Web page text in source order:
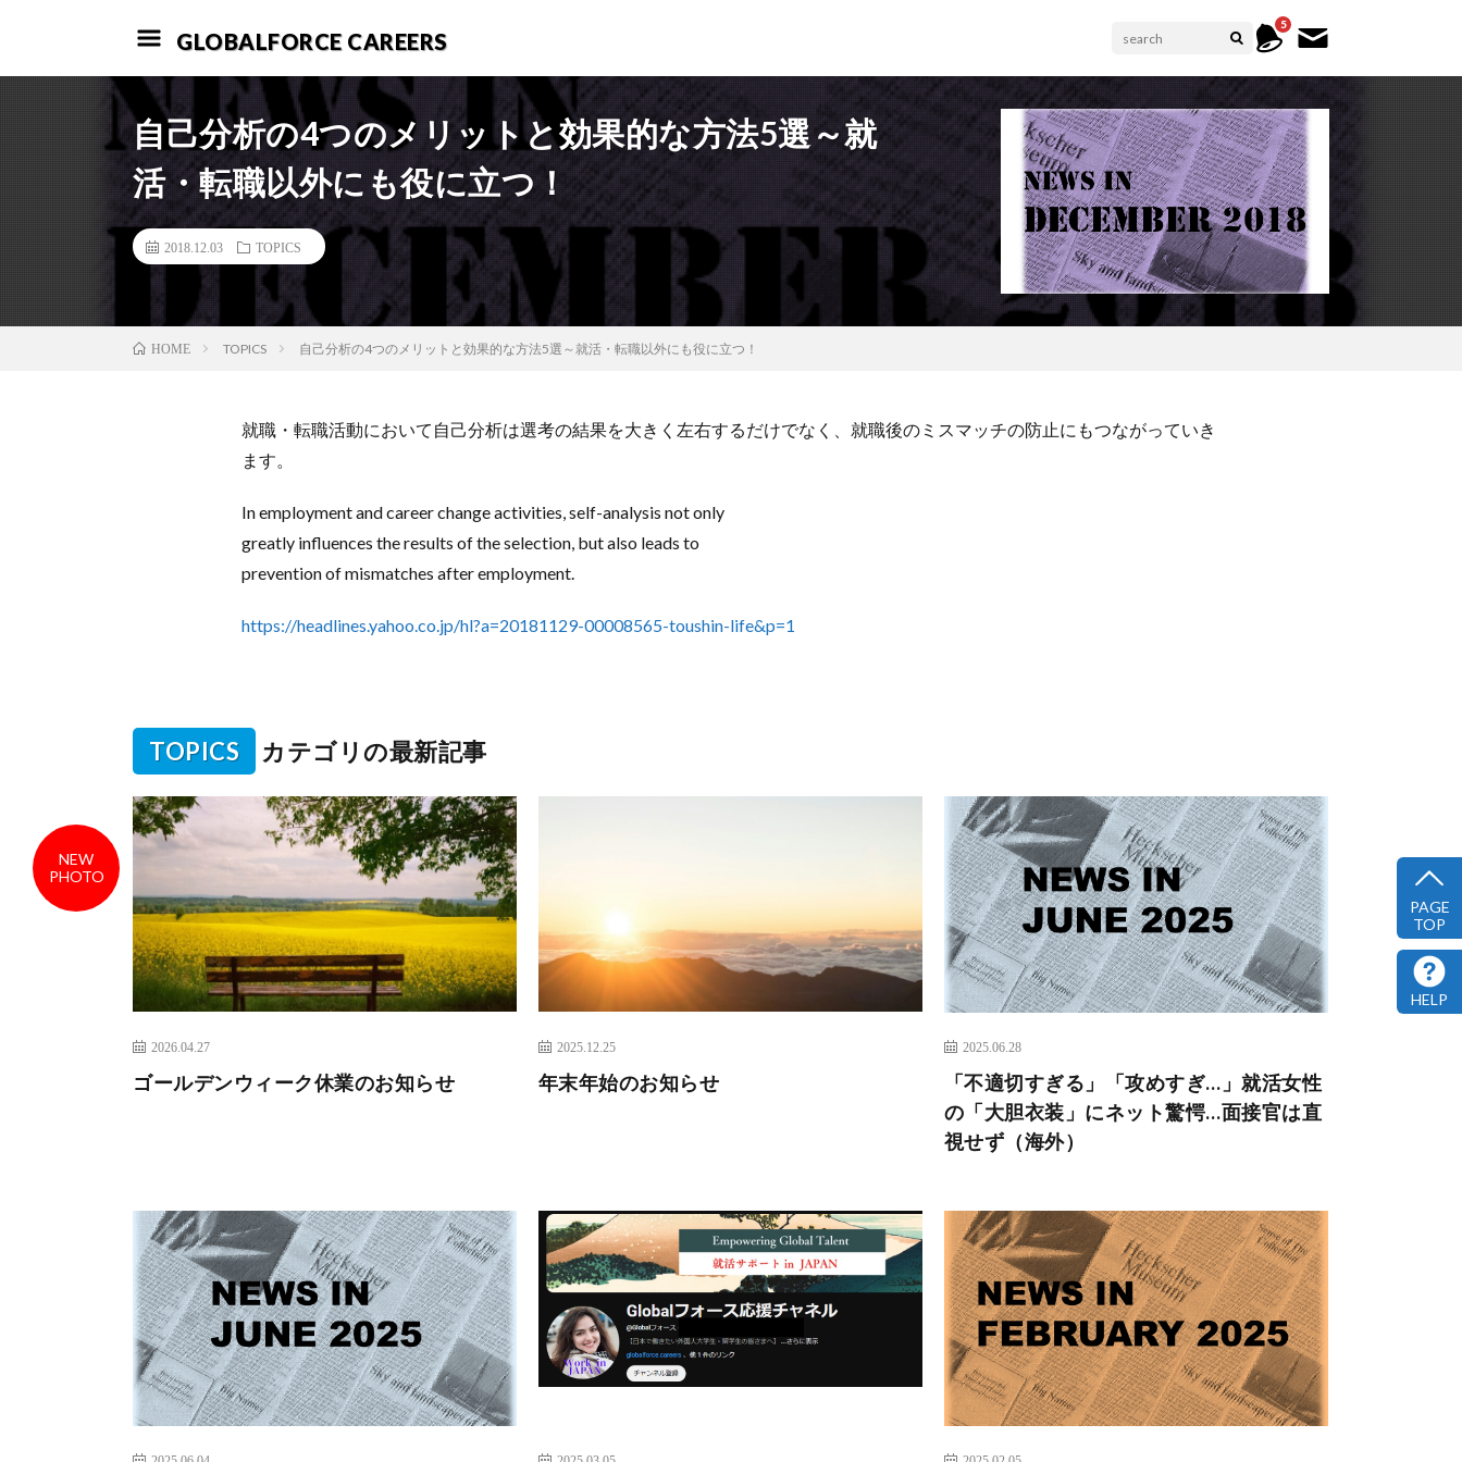
GLOBALFORCE CAREERS
5
自己分析の4つのメリットと効果的な方法5選～就
活・転職以外にも役に立つ！
2018.12.03 TOPICS
HOME TOPICS 自己分析の4つのメリットと効果的な方法5選～就活・転職以外にも役に立つ！
就職・転職活動において自己分析は選考の結果を大きく左右するだけでなく、就職後のミスマッチの防止にもつながっていき
ます。
In employment and career change activities, self-analysis not only
greatly influences the results of the selection, but also leads to
prevention of mismatches after employment.
https://headlines.yahoo.co.jp/hl?a=20181129-00008565-toushin-life&p=1
TOPICS カテゴリの最新記事
2026.04.27
ゴールデンウィーク休業のお知らせ
2025.12.25
年末年始のお知らせ
2025.06.28
「不適切すぎる」「攻めすぎ…」就活女性
の「大胆衣装」にネット驚愕…面接官は直
視せず（海外）
PAGE
TOP
HELP
NEW
PHOTO